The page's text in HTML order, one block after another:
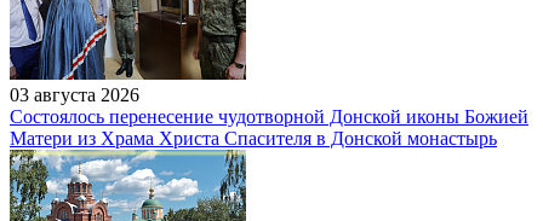
03 августа 2026
Состоялось перенесение чудотворной Донской иконы Божией
Матери из Храма Христа Спасителя в Донской монастырь